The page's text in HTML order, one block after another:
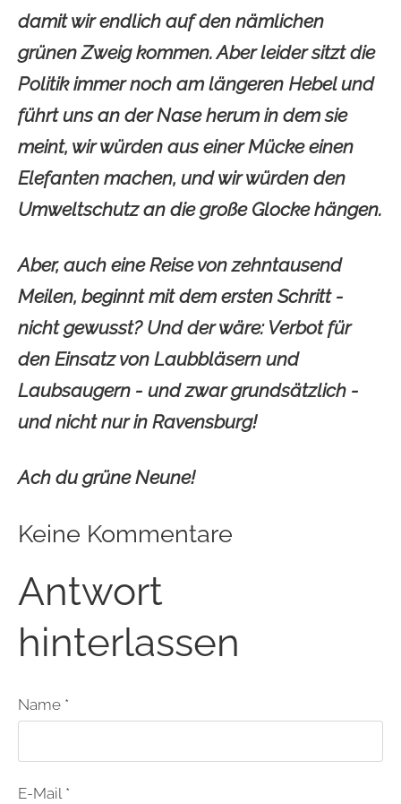
damit wir endlich auf den nämlichen
grünen Zweig kommen. Aber leider sitzt die
Politik immer noch am längeren Hebel und
führt uns an der Nase herum in dem sie
meint, wir würden aus einer Mücke einen
Elefanten machen, und wir würden den
Umweltschutz an die große Glocke hängen.
Aber, auch eine Reise von zehntausend
Meilen, beginnt mit dem ersten Schritt -
nicht gewusst? Und der wäre: Verbot für
den Einsatz von Laubbläsern und
Laubsaugern - und zwar grundsätzlich -
und nicht nur in Ravensburg!
Ach du grüne Neune!
Keine Kommentare
Antwort
hinterlassen
Name *
E-Mail *